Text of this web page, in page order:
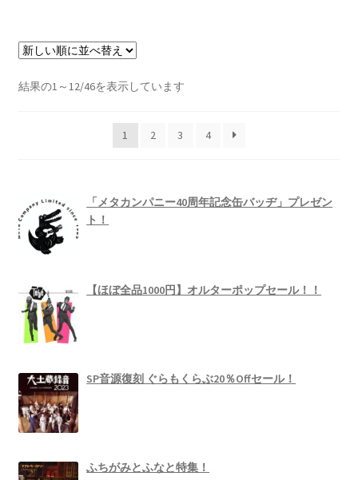
た。
結果の1～12/46を表示しています新
1 2 3 4
「メタカンパニー40周年記念缶バッヂ」プレゼン
ト！
【ほぼ全品1000円】オルターポップセール！！
SP音源復刻 ぐらもくらぶ20％Offセール！
ふちがみとふなと特集！